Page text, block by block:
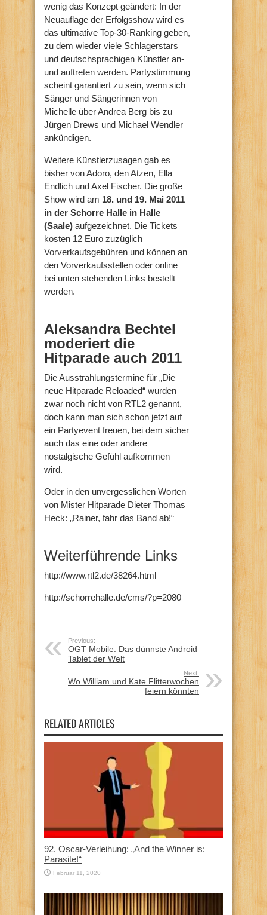
wenig das Konzept geändert: In der
Neuauflage der Erfolgsshow wird es
das ultimative Top-30-Ranking geben,
zu dem wieder viele Schlagerstars
und deutschsprachigen Künstler an-
und auftreten werden. Partystimmung
scheint garantiert zu sein, wenn sich
Sänger und Sängerinnen von
Michelle über Andrea Berg bis zu
Jürgen Drews und Michael Wendler
ankündigen.
Weitere Künstlerzusagen gab es
bisher von Adoro, den Atzen, Ella
Endlich und Axel Fischer. Die große
Show wird am 18. und 19. Mai 2011
in der Schorre Halle in Halle
(Saale) aufgezeichnet. Die Tickets
kosten 12 Euro zuzüglich
Vorverkaufsgebühren und können an
den Vorverkaufsstellen oder online
bei unten stehenden Links bestellt
werden.
Aleksandra Bechtel
moderiert die
Hitparade auch 2011
Die Ausstrahlungstermine für „Die
neue Hitparade Reloaded“ wurden
zwar noch nicht von RTL2 genannt,
doch kann man sich schon jetzt auf
ein Partyevent freuen, bei dem sicher
auch das eine oder andere
nostalgische Gefühl aufkommen
wird.
Oder in den unvergesslichen Worten
von Mister Hitparade Dieter Thomas
Heck: „Rainer, fahr das Band ab!“
Weiterführende Links
http://www.rtl2.de/38264.html
http://schorrehalle.de/cms/?p=2080
Previous:
OGT Mobile: Das dünnste Android
Tablet der Welt
Next:
Wo William und Kate Flitterwochen
feiern könnten
RELATED ARTICLES
92. Oscar-Verleihung: „And the Winner is:
Parasite!“
Februar 11, 2020